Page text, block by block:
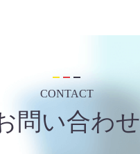
CONTACT
問い合わせ